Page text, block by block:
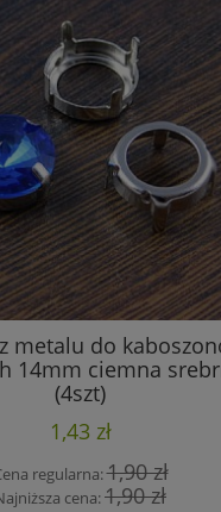
metalu do
14mm ciemna
(4szt)
1,43 zł
regularna:1,90 zł
cena:1,90 zł